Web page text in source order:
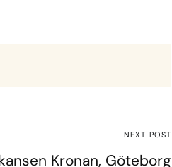
NEXT POST
Kronan, Göteborg